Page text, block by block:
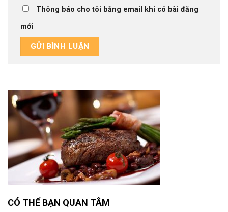
Thông báo cho tôi bằng email khi có bài đăng
mới
CÓ THỂ BẠN QUAN TÂM